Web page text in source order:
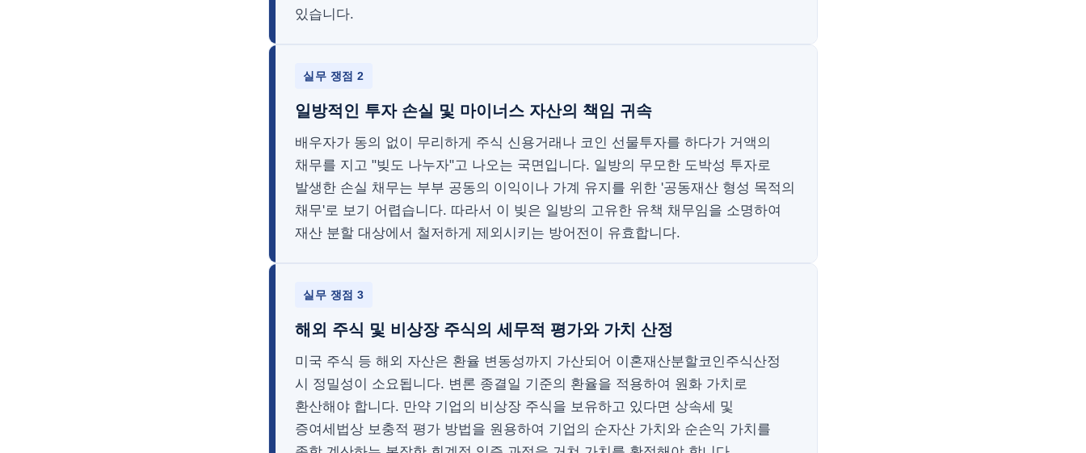
있습니다.
실무 쟁점 2
일방적인 투자 손실 및 마이너스 자산의 책임 귀속
배우자가 동의 없이 무리하게 주식 신용거래나 코인 선물투자를 하다가 거액의
채무를 지고 "빚도 나누자"고 나오는 국면입니다. 일방의 무모한 도박성 투자로
발생한 손실 채무는 부부 공동의 이익이나 가계 유지를 위한 '공동재산 형성 목적의
채무'로 보기 어렵습니다. 따라서 이 빚은 일방의 고유한 유책 채무임을 소명하여
재산 분할 대상에서 철저하게 제외시키는 방어전이 유효합니다.
실무 쟁점 3
해외 주식 및 비상장 주식의 세무적 평가와 가치 산정
미국 주식 등 해외 자산은 환율 변동성까지 가산되어 이혼재산분할코인주식산정
시 정밀성이 소요됩니다. 변론 종결일 기준의 환율을 적용하여 원화 가치로
환산해야 합니다. 만약 기업의 비상장 주식을 보유하고 있다면 상속세 및
증여세법상 보충적 평가 방법을 원용하여 기업의 순자산 가치와 순손익 가치를